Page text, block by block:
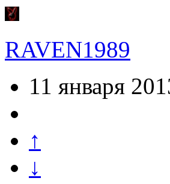
RAVEN1989
11 января
↑
↓